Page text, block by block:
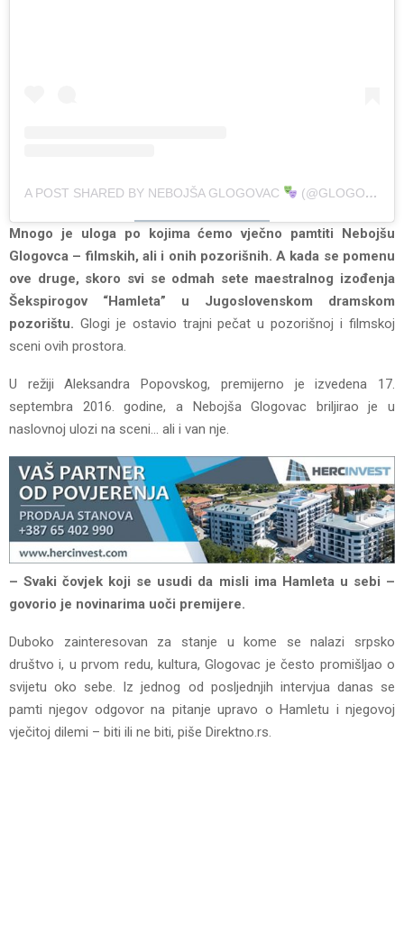
A POST SHARED BY NEBOJŠA GLOGOVAC (@GLOGOVAC_NEBOJSA)
Mnogo je uloga po kojima ćemo vječno pamtiti Nebojšu
Glogovca – filmskih, ali i onih pozorišnih. A kada se pomenu
ove druge, skoro svi se odmah sete maestralnog izođenja
Šekspirogov “Hamleta” u Jugoslovenskom dramskom
pozorištu. Glogi je ostavio trajni pečat u pozorišnoj i filmskoj
sceni ovih prostora.
U režiji Aleksandra Popovskog, premijerno je izvedena 17.
septembra 2016. godine, a Nebojša Glogovac briljirao je u
naslovnoj ulozi na sceni… ali i van nje.
– Svaki čovjek koji se usudi da misli ima Hamleta u sebi –
govorio je novinarima uoči premijere.
Duboko zainteresovan za stanje u kome se nalazi srpsko
društvo i, u prvom redu, kultura, Glogovac je često promišljao o
svijetu oko sebe. Iz jednog od posljednjih intervjua danas se
pamti njegov odgovor na pitanje upravo o Hamletu i njegovoj
vječitoj dilemi – biti ili ne biti, piše Direktno.rs.